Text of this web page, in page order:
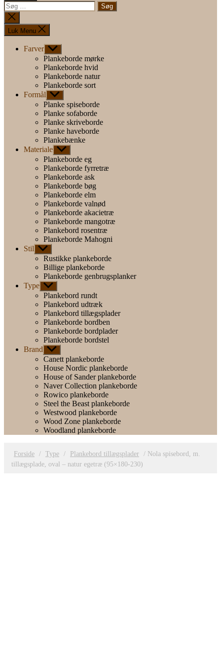
Søg
efter:
Luk
søgning
Luk Menu
Farver Vis
undermenu
Plankeborde mørke
Plankeborde hvid
Plankeborde natur
Plankeborde sort
Formål Vis
undermenu
Planke spiseborde
Planke sofaborde
Planke skriveborde
Planke haveborde
Plankebænke
Materiale Vis
undermenu
Plankeborde eg
Plankeborde fyrretræ
Plankeborde ask
Plankeborde bøg
Plankeborde elm
Plankeborde valnød
Plankeborde akacietræ
Plankeborde mangotræ
Plankebord rosentræ
Plankeborde Mahogni
Stil Vis
undermenu
Rustikke plankeborde
Billige plankeborde
Plankeborde genbrugsplanker
Type Vis
undermenu
Plankebord rundt
Plankebord udtræk
Plankebord tillægsplader
Plankeborde bordben
Plankeborde bordplader
Plankeborde bordstel
Brand Vis
undermenu
Canett plankeborde
House Nordic plankeborde
House of Sander plankeborde
Naver Collection plankeborde
Rowico plankeborde
Steel the Beast plankeborde
Westwood plankeborde
Wood Zone plankeborde
Woodland plankeborde
Forside / Type / Plankebord tillægsplader / Nola spisebord, m.
tillægsplade, oval – natur egetræ (95×180-230)